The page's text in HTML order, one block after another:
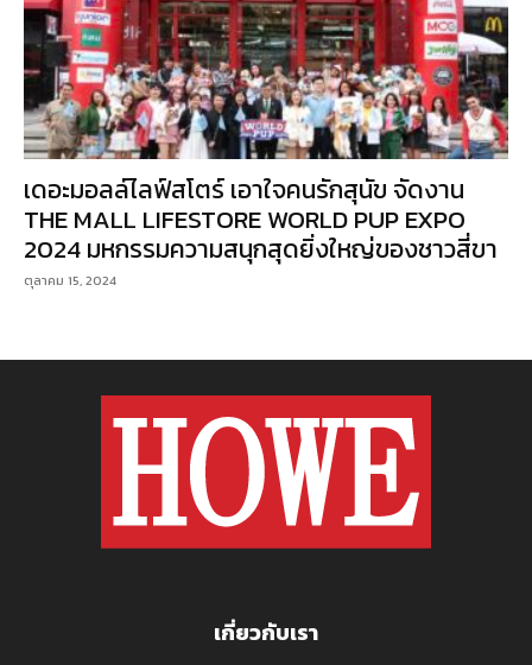
เดอะมอลล์ไลฟ์สโตร์ เอาใจคนรักสุนัข จัดงาน
THE MALL LIFESTORE WORLD PUP EXPO
2024 มหกรรมความสนุกสุดยิ่งใหญ่ของชาวสี่ขา
ตุลาคม 15, 2024
เกี่ยวกับเรา